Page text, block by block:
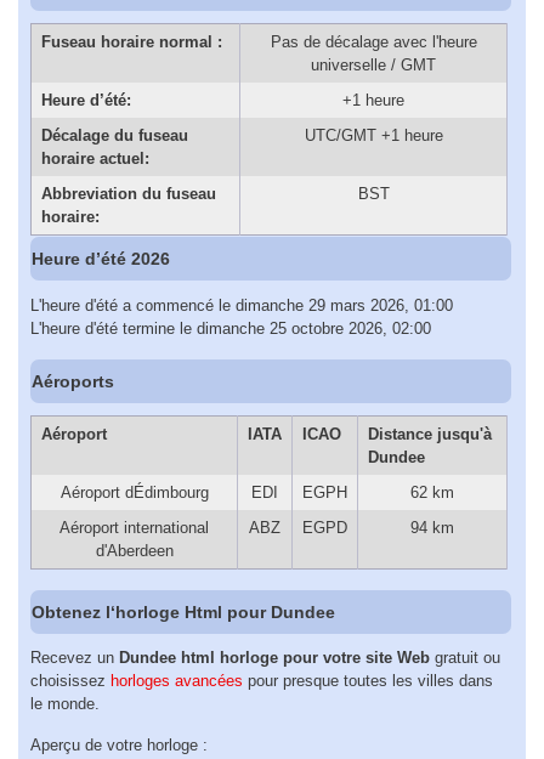
Fuseau horaire normal :
Pas de décalage avec l'heure
universelle / GMT
Heure d’été:
+1 heure
Décalage du fuseau
horaire actuel:
UTC/GMT +1 heure
Abbreviation du fuseau
horaire:
BST
Heure d’été 2026
L'heure d'été a commencé le dimanche 29 mars 2026, 01:00
L'heure d'été termine le dimanche 25 octobre 2026, 02:00
Aéroports
Aéroport IATA ICAO
Distance jusqu'à
Dundee
Aéroport dÉdimbourg
EDI EGPH
62 km
Aéroport international
d'Aberdeen
ABZ EGPD 94 km
Obtenez l‘horloge Html pour Dundee
Recevez un Dundee html horloge pour votre site Web gratuit ou
choisissez horloges avancées pour presque toutes les villes dans
le monde.
Aperçu de votre horloge :